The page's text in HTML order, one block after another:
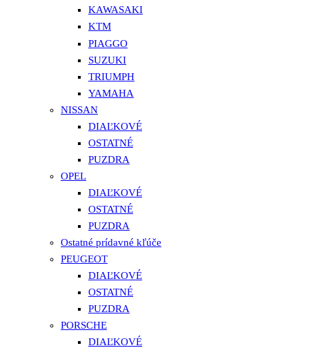
KAWASAKI
KTM
PIAGGO
SUZUKI
TRIUMPH
YAMAHA
NISSAN
DIAĽKOVÉ
OSTATNÉ
PUZDRA
OPEL
DIAĽKOVÉ
OSTATNÉ
PUZDRA
Ostatné prídavné kľúče
PEUGEOT
DIAĽKOVÉ
OSTATNÉ
PUZDRA
PORSCHE
DIAĽKOVÉ